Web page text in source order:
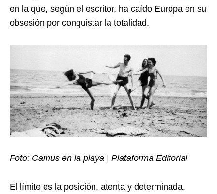
en la que, según el escritor, ha caído Europa en su
obsesión por conquistar la totalidad.
Foto: Camus en la playa | Plataforma Editorial
El límite es la posición, atenta y determinada,